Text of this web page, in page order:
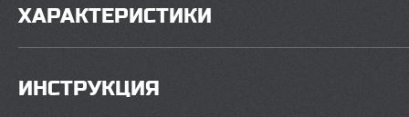
ХАРАКТЕРИСТИКИ
ИНСТРУКЦИЯ